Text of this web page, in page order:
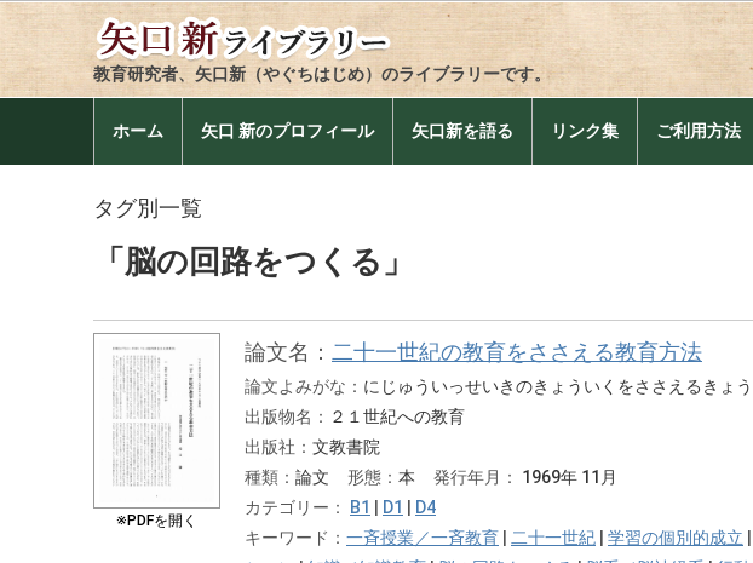
教育研究者、矢口新（やぐちはじめ）のライブラリーです。
ホーム 矢口 新のプロフィール 矢口新を語る リンク集 ご利用方法
タグ別一覧
「脳の回路をつくる」
※PDFを開く
論文名： 二十一世紀の教育をささえる教育方法
論文よみがな： にじゅういっせいきのきょういくをささえるきょ
出版物名： ２１世紀への教育
出版社： 文教書院
種類： 論文 形態： 本 発行年月：
1969年 11月
カテゴリー：
B1 D1
D4
キーワード： 一斉授業／一斉教育 二十一世紀 学習の個別的成立